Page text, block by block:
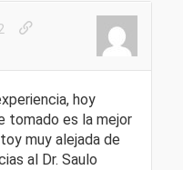
hoy
tomado es la mejor
muy alejada de
al Dr. Saulo